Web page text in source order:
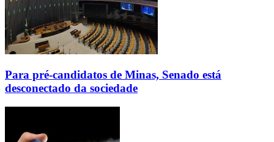
Para pré-candidatos de Minas, Senado está
desconectado da sociedade